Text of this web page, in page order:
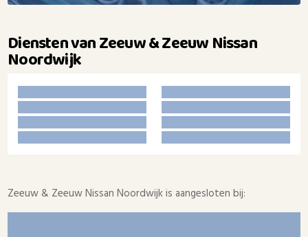
Diensten van Zeeuw & Zeeuw Nissan
Noordwijk
Zeeuw & Zeeuw Nissan Noordwijk is aangesloten bij: